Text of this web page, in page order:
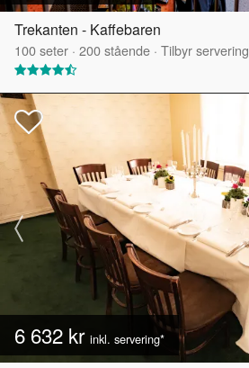
Trekanten - Kaffebaren
100seter · 200stående · Tilbyr servering
6 632 kr inkl. servering*